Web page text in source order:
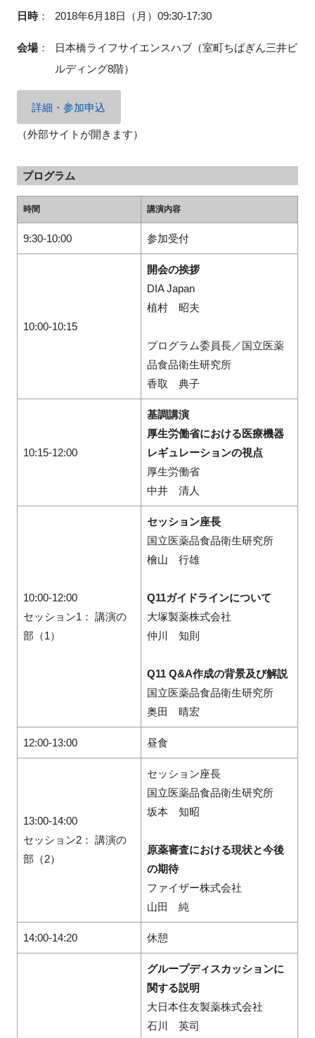
日時： 2018年6月18日（月）09:30-17:30
会場：
日本橋ライフサイエンスハブ（室町ちばぎん三井ビ
ルディング8階）
詳細・参加申込
（外部サイトが開きます）
プログラム
時間 講演内容
9:30-10:00 参加受付
10:00-10:15
開会の挨拶
DIA Japan
植村 昭夫
プログラム委員長／国立医薬
品食品衛生研究所
香取 典子
10:15-12:00
基調講演
厚生労働省における医療機器
レギュレーションの視点
厚生労働省
中井 清人
10:00-12:00
セッション1： 講演の
部（1）
セッション座長
国立医薬品食品衛生研究所
檜山 行雄
Q11ガイドラインについて
大塚製薬株式会社
仲川 知則
Q11 Q&A作成の背景及び解説
国立医薬品食品衛生研究所
奥田 晴宏
12:00-13:00 昼食
13:00-14:00
セッション2： 講演の
部（2）
セッション座長
国立医薬品食品衛生研究所
坂本 知昭
原薬審査における現状と今後
の期待
ファイザー株式会社
山田 純
14:00-14:20 休憩
グループディスカッションに
関する説明
大日本住友製薬株式会社
石川 英司